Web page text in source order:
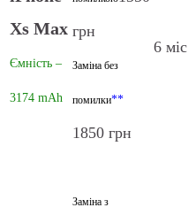
Xs Max
Ємність –
3174 mAh
грн
Заміна без
помилки**
1850 грн
6 міс
Заміна з